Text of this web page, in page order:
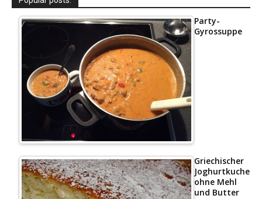
Party-
Gyrossuppe
Griechischer
Joghurtkuchen
ohne Mehl
und Butter